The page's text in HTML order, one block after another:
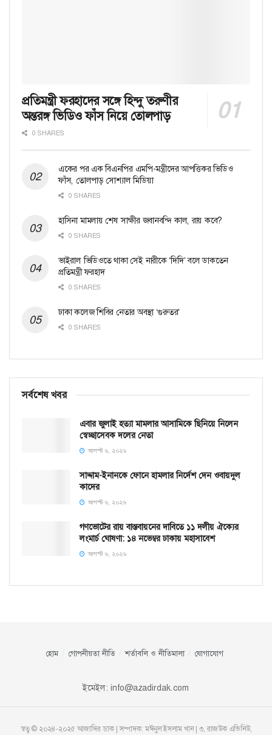
প্রতিমন্ত্রী ফরহাদের সঙ্গে হিন্দু তরুণীর
অন্তরঙ্গ ভিডিও ফাঁস নিয়ে তোলপাড়
0 SHARES
একের পর এক বিএনপির এমপি-মন্ত্রীদের আপত্তিকর ভিডিও
ফাঁস, তোলপাড় সোশ্যাল মিডিয়া
0 SHARES
হাসিনা মামলায় শেষ সাক্ষীর জবানবন্দি কাল, রায় কবে?
0 SHARES
ভাইরাল ভিডিওতে থাকা সেই নারীকে ‘দিদি’ বলে ডাকতেন
প্রতিমন্ত্রী ফরহাদ
0 SHARES
ঢাকা কলেজ শিবির নেতার অবস্থা ‘গুরুতর’
0 SHARES
সর্বশেষ খবর
এবার জুলাই হত্যা মামলার আসামিকে ছিনিয়ে নিলেন
স্বেচ্ছাসেবক দলের নেতা
আগস্ট ৬, ২০২৬
সাদ্দাম-ইনানকে ফোনে হামলার নির্দেশ দেন ওবায়দুল
কাদের
আগস্ট ৬, ২০২৬
গণভোটের রায় বাস্তবায়নের দাবিতে ১১ দলীয় ঐক্যের
লংমার্চ ঘোষণা: ১৪ নভেম্বর ঢাকায় মহাসাবেশ
আগস্ট ৬, ২০২৬
হোম গোপনীয়তা নীতি শর্তাবলি ও নীতিমালা যোগাযোগ
ইমেইল: info@azadirdak.com
স্বত্ব © ২০২৪-২০২৫ আজাদির ডাক | সম্পাদক: মঈনুল ইসলাম খান | ৩, রাজউক এভিনিউ,